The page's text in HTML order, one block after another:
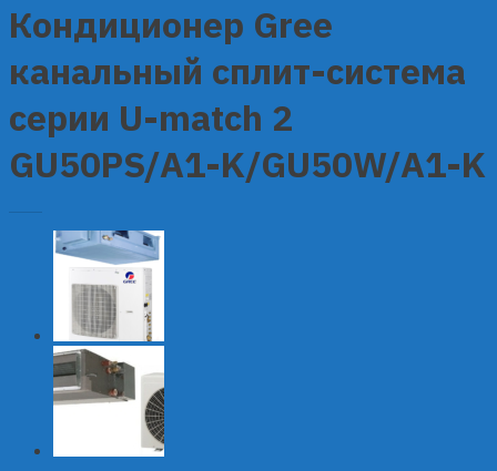
Кондиционер Gree
канальный сплит-система
серии U-match 2
GU50PS/A1-K/GU50W/A1-K